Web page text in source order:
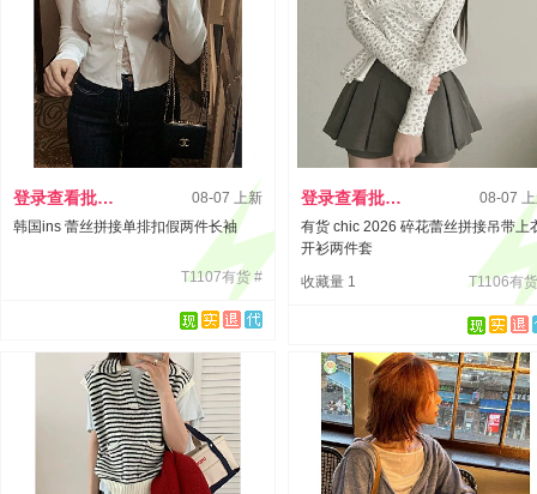
登录查看批发价
08-07 上新
韩国ins 蕾丝拼接单排扣假两件长袖
T1107有货 #
登录查看批发价
08-07
有货 chic 2026 碎花蕾丝拼接吊带上
开衫两件套
收藏量 1
T1106有